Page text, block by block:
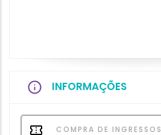
INFORMAÇÕES
COMPRA DE INGRESSOS